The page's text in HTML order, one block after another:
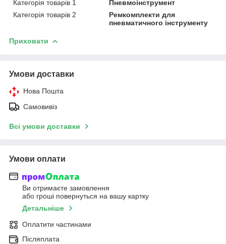
Категорія товарів 1
Пневмоінструмент
Категорія товарів 2
Ремкомплекти для
пневматичного інструменту
Приховати
Умови доставки
Нова Пошта
Самовивіз
Всі умови доставки
Умови оплати
Ви отримаєте замовлення
або гроші повернуться на вашу картку
Детальніше
Оплатити частинами
Післяплата